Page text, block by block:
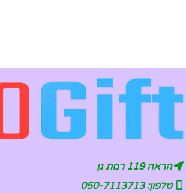
הראה 119 רמת גן
טלפון: 050-7113713